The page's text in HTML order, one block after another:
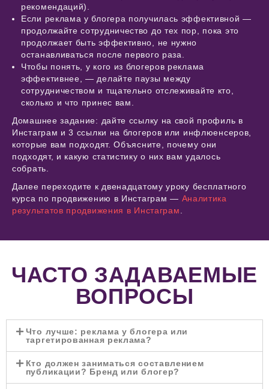
рекомендаций).
Если реклама у блогера получилась эффективной —
продолжайте сотрудничество до тех пор, пока это
продолжает быть эффективно, не нужно
останавливаться после первого раза.
Чтобы понять, у кого из блогеров реклама
эффективнее, — делайте паузы между
сотрудничеством и тщательно отслеживайте кто,
сколько и что принес вам.
Домашнее задание: дайте ссылку на свой профиль в
Инстаграм и 3 ссылки на блогеров или инфлюенсеров,
которые вам подходят. Объясните, почему они
подходят, и какую статистику о них вам удалось
собрать.
Далее переходите к двенадцатому уроку бесплатного
курса по продвижению в Инстаграм — Аналитика
результатов продвижения в Инстаграм
ЧАСТО ЗАДАВАЕМЫЕ
ВОПРОСЫ
Что лучше: реклама у блогера или
таргетированная реклама?
Кто должен заниматься составлением
публикации? Бренд или блогер?